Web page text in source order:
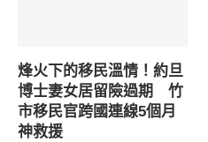
烽火下的移民溫情！約旦
博士妻女居留險過期 竹
市移民官跨國連線5個月
神救援